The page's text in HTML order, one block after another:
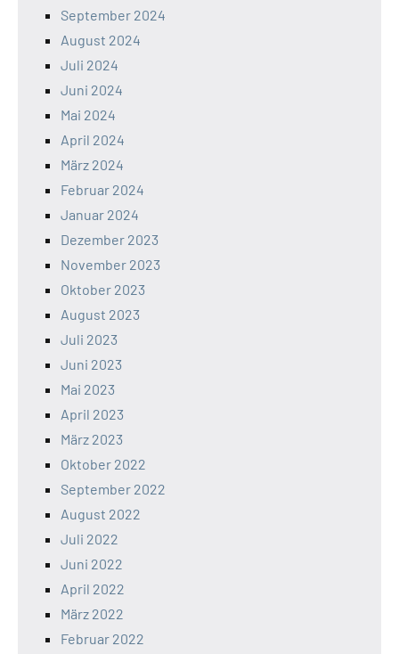
September 2024
August 2024
Juli 2024
Juni 2024
Mai 2024
April 2024
März 2024
Februar 2024
Januar 2024
Dezember 2023
November 2023
Oktober 2023
August 2023
Juli 2023
Juni 2023
Mai 2023
April 2023
März 2023
Oktober 2022
September 2022
August 2022
Juli 2022
Juni 2022
April 2022
März 2022
Februar 2022